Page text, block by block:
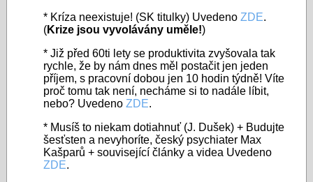
* Kríza neexistuje! (SK titulky) Uvedeno ZDE.
(Krize jsou vyvolávány uměle!)
* Již před 60ti lety se produktivita zvyšovala tak
rychle, že by nám dnes měl postačit jen jeden
příjem, s pracovní dobou jen 10 hodin týdně! Víte
proč tomu tak není, necháme si to nadále líbit,
nebo? Uvedeno ZDE.
* Musíš to niekam dotiahnuť (J. Dušek) + Budujte
šesťsten a nevyhoríte, český psychiater Max
Kašparů + související články a videa Uvedeno
ZDE.